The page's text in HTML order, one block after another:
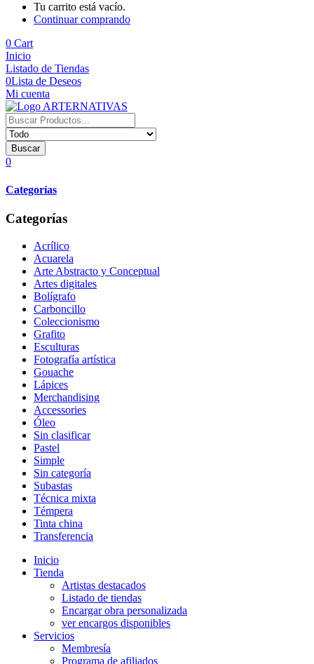
Tu carrito está vacío.
Continuar comprando
0 Cart
Inicio
Listado de Tiendas
0Lista de Deseos
Mi cuenta
Buscar
0
Categorías
Categorías
Acrílico
Acuarela
Arte Abstracto y Conceptual
Artes digitales
Bolígrafo
Carboncillo
Coleccionismo
Grafito
Esculturas
Fotografía artística
Gouache
Lápices
Merchandising
Accessories
Óleo
Sin clasificar
Pastel
Simple
Sin categoría
Subastas
Técnica mixta
Témpera
Tinta china
Transferencia
Inicio
Tienda
Artistas destacados
Listado de tiendas
Encargar obra personalizada
ver encargos disponibles
Servicios
Membresía
Programa de afiliados